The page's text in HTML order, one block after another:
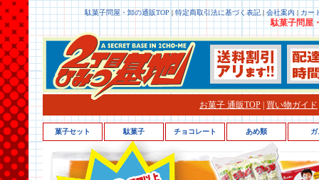
駄菓子問屋・卸の通販TOP | 特定商取引法に基づく表記 | 会社案内 | カー
駄菓子問屋
お菓子 通販TOP 買い物ガイド